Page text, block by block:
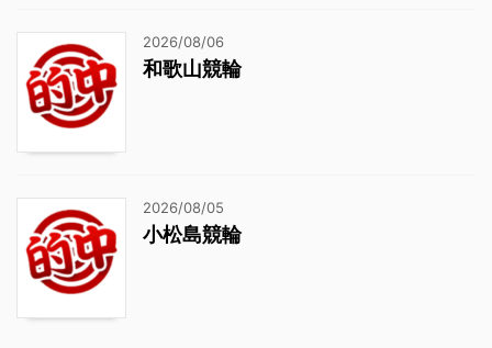
2026/08/06
和歌山競輪
2026/08/05
小松島競輪